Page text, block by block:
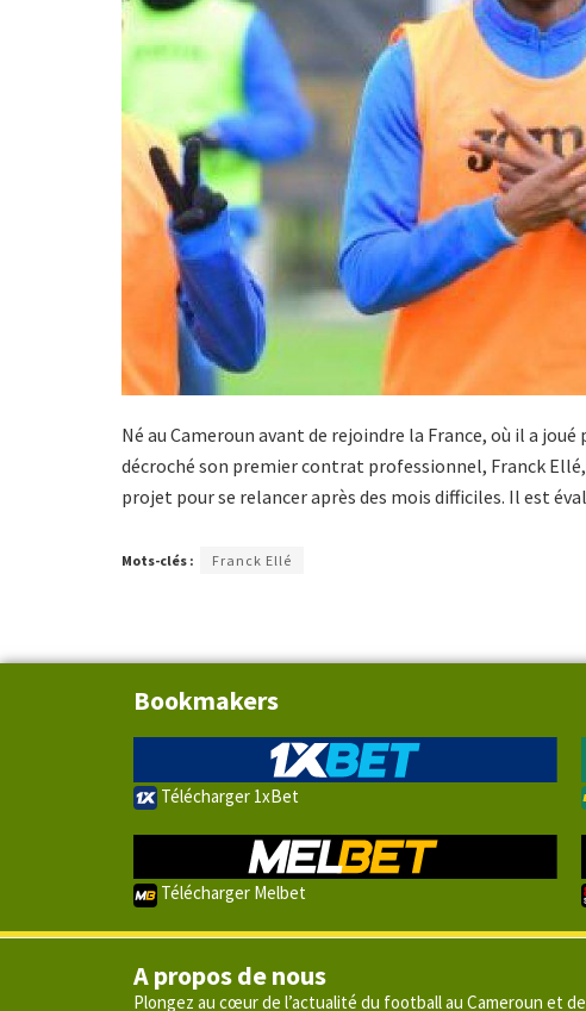
Né au Cameroun avant de rejoindre la France, où il a joué
décroché son premier contrat professionnel, Franck Ellé,
projet pour se relancer après des mois difficiles. Il est
Mots-clés : Franck Ellé
Bookmakers
Télécharger 1xBet
Télécharger Melbet
A propos de nous
Plongez au cœur de l’actualité du football au Cameroun et